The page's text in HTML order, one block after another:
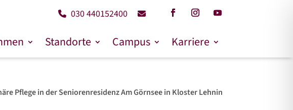
030 440152400
Standorte Campus Karriere
Pflege in der Seniorenresidenz Am Görnsee in Kloster Lehnin